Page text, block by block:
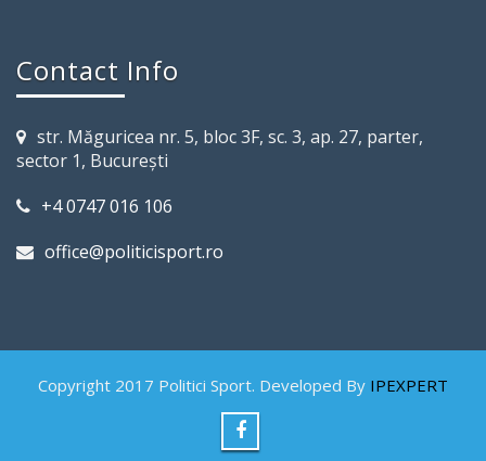
Contact Info
str. Măguricea nr. 5, bloc 3F, sc. 3, ap. 27, parter,
sector 1, Bucureşti
+4 0747 016 106
office@politicisport.ro
Copyright 2017 Politici Sport. Developed By IPEXPERT